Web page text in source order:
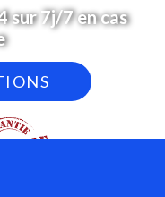
sur 7j/7 en cas